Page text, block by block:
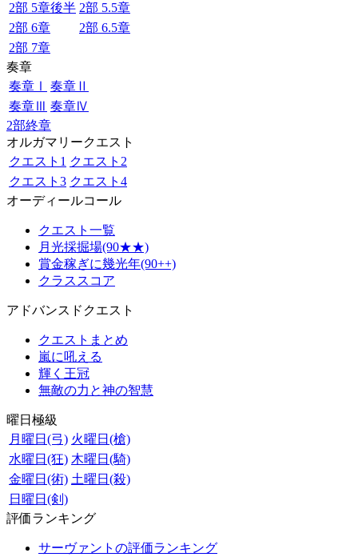
2部 5章後半 2部 5.5章
2部 6章
2部 6.5章
2部 7章
奏章
奏章Ⅰ
奏章Ⅱ
奏章Ⅲ 奏章Ⅳ
2部終章
オルガマリークエスト
クエスト1 クエスト2
クエスト3 クエスト4
オーディールコール
クエスト一覧
月光採掘場(90★★)
賞金稼ぎに幾光年(90++)
クラススコア
アドバンスドクエスト
クエストまとめ
嵐に吼える
輝く王冠
無敵の力と神の智慧
曜日極級
月曜日(弓) 火曜日(槍)
水曜日(狂) 木曜日(騎)
金曜日(術) 土曜日(殺)
日曜日(剣)
評価ランキング
サーヴァントの評価ランキング